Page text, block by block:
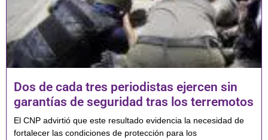
Dos de cada tres periodistas ejercen sin
garantías de seguridad tras los terremotos
El CNP advirtió que este resultado evidencia la necesidad de
fortalecer las condiciones de protección para los